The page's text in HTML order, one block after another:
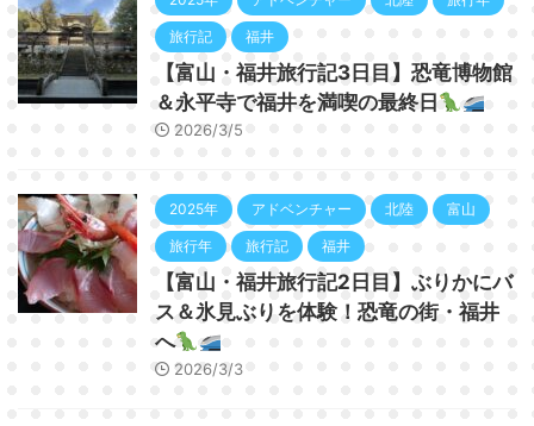
旅行記 福井
【富山・福井旅行記3日目】恐竜博物館
＆永平寺で福井を満喫の最終日
2026/3/5
2025年 アドベンチャー 北陸 富山
旅行年 旅行記 福井
【富山・福井旅行記2日目】ぶりかにバ
ス＆氷見ぶりを体験！恐竜の街・福井
へ
2026/3/3